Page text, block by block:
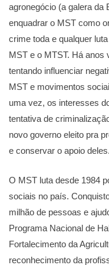
agronegócio (a galera da
enquadrar o MST como
crime toda e qualquer
MST e o MTST. Há
tentando influenciar
MST e movimentos
uma vez, os interesses
tentativa de
novo governo eleito pra
e conservar o apoio deles.
O MST luta desde 1984
sociais no país.
milhão de pessoas e
Programa Nacional de
Fortalecimento da
reconhecimento da